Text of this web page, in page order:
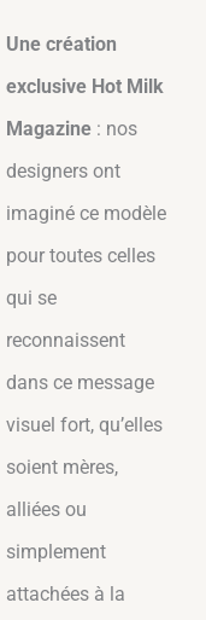
Une création
exclusive Hot Milk
Magazine : nos
designers ont
imaginé ce modèle
pour toutes celles
qui se
reconnaissent
dans ce message
visuel fort, qu’elles
soient mères,
alliées ou
simplement
attachées à la